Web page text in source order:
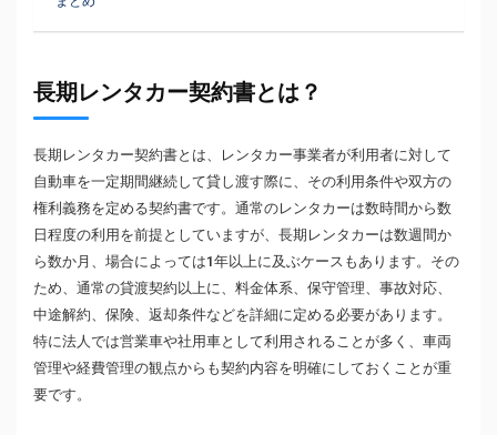
長期レンタカー契約書とは？
長期レンタカー契約書とは、レンタカー事業者が利用者に対して
自動車を一定期間継続して貸し渡す際に、その利用条件や双方の
権利義務を定める契約書です。通常のレンタカーは数時間から数
日程度の利用を前提としていますが、長期レンタカーは数週間か
ら数か月、場合によっては1年以上に及ぶケースもあります。その
ため、通常の貸渡契約以上に、料金体系、保守管理、事故対応、
中途解約、保険、返却条件などを詳細に定める必要があります。
特に法人では営業車や社用車として利用されることが多く、車両
管理や経費管理の観点からも契約内容を明確にしておくことが重
要です。